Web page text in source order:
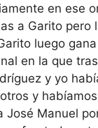
en ese
a Garito pero
luego
en la que
y yo
y
José Manuel